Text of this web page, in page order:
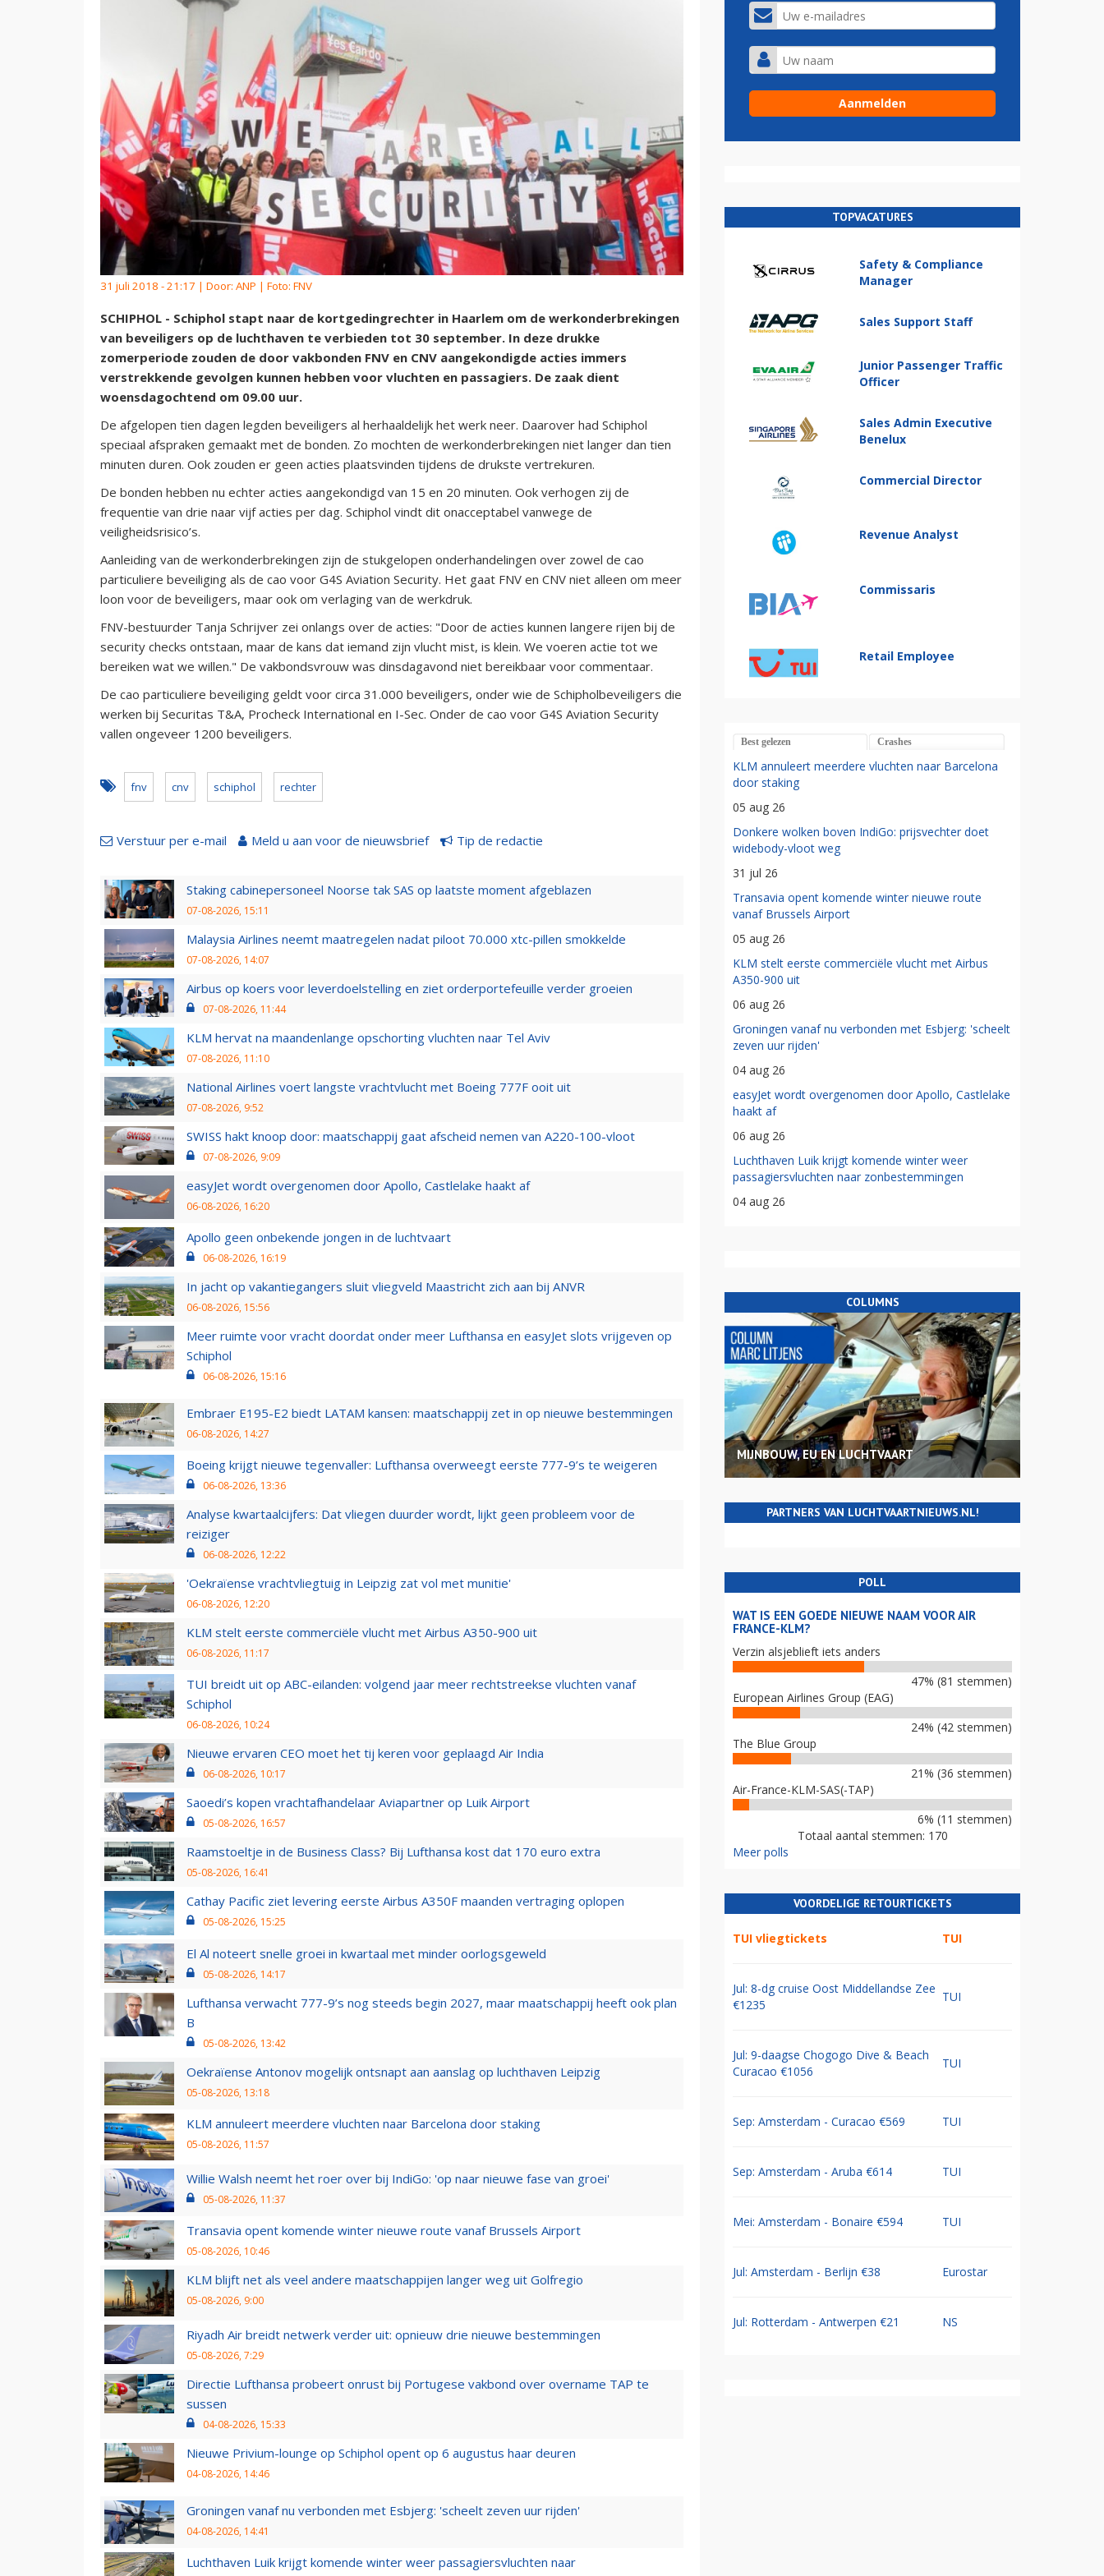
31 juli 2018 - 21:17 | Door: ANP | Foto: FNV
SCHIPHOL - Schiphol stapt naar de kortgedingrechter in Haarlem om de werkonderbrekingen
van beveiligers op de luchthaven te verbieden tot 30 september. In deze drukke
zomerperiode zouden de door vakbonden FNV en CNV aangekondigde acties immers
verstrekkende gevolgen kunnen hebben voor vluchten en passagiers. De zaak dient
woensdagochtend om 09.00 uur.
De afgelopen tien dagen legden beveiligers al herhaaldelijk het werk neer. Daarover had Schiphol
speciaal afspraken gemaakt met de bonden. Zo mochten de werkonderbrekingen niet langer dan tien
minuten duren. Ook zouden er geen acties plaatsvinden tijdens de drukste vertrekuren.
De bonden hebben nu echter acties aangekondigd van 15 en 20 minuten. Ook verhogen zij de
frequentie van drie naar vijf acties per dag. Schiphol vindt dit onacceptabel vanwege de
veiligheidsrisico’s.
Aanleiding van de werkonderbrekingen zijn de stukgelopen onderhandelingen over zowel de cao
particuliere beveiliging als de cao voor G4S Aviation Security. Het gaat FNV en CNV niet alleen om meer
loon voor de beveiligers, maar ook om verlaging van de werkdruk.
FNV-bestuurder Tanja Schrijver zei onlangs over de acties: "Door de acties kunnen langere rijen bij de
security checks ontstaan, maar de kans dat iemand zijn vlucht mist, is klein. We voeren actie tot we
bereiken wat we willen." De vakbondsvrouw was dinsdagavond niet bereikbaar voor commentaar.
De cao particuliere beveiliging geldt voor circa 31.000 beveiligers, onder wie de Schipholbeveiligers die
werken bij Securitas T&A, Procheck International en I-Sec. Onder de cao voor G4S Aviation Security
vallen ongeveer 1200 beveiligers.
fnv cnv schiphol rechter
Verstuur per e-mail Meld u aan voor de nieuwsbrief Tip de redactie
Staking cabinepersoneel Noorse tak SAS op laatste moment afgeblazen
07-08-2026, 15:11
Malaysia Airlines neemt maatregelen nadat piloot 70.000 xtc-pillen smokkelde
07-08-2026, 14:07
Airbus op koers voor leverdoelstelling en ziet orderportefeuille verder groeien
07-08-2026, 11:44
KLM hervat na maandenlange opschorting vluchten naar Tel Aviv
07-08-2026, 11:10
National Airlines voert langste vrachtvlucht met Boeing 777F ooit uit
07-08-2026, 9:52
SWISS hakt knoop door: maatschappij gaat afscheid nemen van A220-100-vloot
07-08-2026, 9:09
easyJet wordt overgenomen door Apollo, Castlelake haakt af
06-08-2026, 16:20
Apollo geen onbekende jongen in de luchtvaart
06-08-2026, 16:19
In jacht op vakantiegangers sluit vliegveld Maastricht zich aan bij ANVR
06-08-2026, 15:56
Meer ruimte voor vracht doordat onder meer Lufthansa en easyJet slots vrijgeven op
Schiphol
06-08-2026, 15:16
Embraer E195-E2 biedt LATAM kansen: maatschappij zet in op nieuwe bestemmingen
06-08-2026, 14:27
Boeing krijgt nieuwe tegenvaller: Lufthansa overweegt eerste 777-9’s te weigeren
06-08-2026, 13:36
Analyse kwartaalcijfers: Dat vliegen duurder wordt, lijkt geen probleem voor de
reiziger
06-08-2026, 12:22
'Oekraïense vrachtvliegtuig in Leipzig zat vol met munitie'
06-08-2026, 12:20
KLM stelt eerste commerciële vlucht met Airbus A350-900 uit
06-08-2026, 11:17
TUI breidt uit op ABC-eilanden: volgend jaar meer rechtstreekse vluchten vanaf
Schiphol
06-08-2026, 10:24
Nieuwe ervaren CEO moet het tij keren voor geplaagd Air India
06-08-2026, 10:17
Saoedi’s kopen vrachtafhandelaar Aviapartner op Luik Airport
05-08-2026, 16:57
Raamstoeltje in de Business Class? Bij Lufthansa kost dat 170 euro extra
05-08-2026, 16:41
Cathay Pacific ziet levering eerste Airbus A350F maanden vertraging oplopen
05-08-2026, 15:25
El Al noteert snelle groei in kwartaal met minder oorlogsgeweld
05-08-2026, 14:17
Lufthansa verwacht 777-9’s nog steeds begin 2027, maar maatschappij heeft ook plan
B
05-08-2026, 13:42
Oekraïense Antonov mogelijk ontsnapt aan aanslag op luchthaven Leipzig
05-08-2026, 13:18
KLM annuleert meerdere vluchten naar Barcelona door staking
05-08-2026, 11:57
Willie Walsh neemt het roer over bij IndiGo: 'op naar nieuwe fase van groei'
05-08-2026, 11:37
Transavia opent komende winter nieuwe route vanaf Brussels Airport
05-08-2026, 10:46
KLM blijft net als veel andere maatschappijen langer weg uit Golfregio
05-08-2026, 9:00
Riyadh Air breidt netwerk verder uit: opnieuw drie nieuwe bestemmingen
05-08-2026, 7:29
Directie Lufthansa probeert onrust bij Portugese vakbond over overname TAP te
sussen
04-08-2026, 15:33
Nieuwe Privium-lounge op Schiphol opent op 6 augustus haar deuren
04-08-2026, 14:46
Groningen vanaf nu verbonden met Esbjerg: 'scheelt zeven uur rijden'
04-08-2026, 14:41
Luchthaven Luik krijgt komende winter weer passagiersvluchten naar
TOPVACATURES
Safety & Compliance
Manager
Sales Support Staff
Junior Passenger Traffic
Officer
Sales Admin Executive
Benelux
Commercial Director
Revenue Analyst
Commissaris
Retail Employee
Best gelezen Crashes
KLM annuleert meerdere vluchten naar Barcelona
door staking
05 aug 26
Donkere wolken boven IndiGo: prijsvechter doet
widebody-vloot weg
31 jul 26
Transavia opent komende winter nieuwe route
vanaf Brussels Airport
05 aug 26
KLM stelt eerste commerciële vlucht met Airbus
A350-900 uit
06 aug 26
Groningen vanaf nu verbonden met Esbjerg: 'scheelt
zeven uur rijden'
04 aug 26
easyJet wordt overgenomen door Apollo, Castlelake
haakt af
06 aug 26
Luchthaven Luik krijgt komende winter weer
passagiersvluchten naar zonbestemmingen
04 aug 26
COLUMNS
MIJNBOUW, EU EN LUCHTVAART
PARTNERS VAN LUCHTVAARTNIEUWS.NL!
POLL
WAT IS EEN GOEDE NIEUWE NAAM VOOR AIR
FRANCE-KLM?
Verzin alsjeblieft iets anders
47% (81 stemmen)
European Airlines Group (EAG)
24% (42 stemmen)
The Blue Group
21% (36 stemmen)
Air-France-KLM-SAS(-TAP)
6% (11 stemmen)
Totaal aantal stemmen: 170
Meer polls
VOORDELIGE RETOURTICKETS
TUI vliegtickets TUI
Jul: 8-dg cruise Oost Middellandse Zee
€1235
TUI
Jul: 9-daagse Chogogo Dive & Beach
Curacao €1056
TUI
Sep: Amsterdam - Curacao €569 TUI
Sep: Amsterdam - Aruba €614 TUI
Mei: Amsterdam - Bonaire €594 TUI
Jul: Amsterdam - Berlijn €38 Eurostar
Jul: Rotterdam - Antwerpen €21 NS